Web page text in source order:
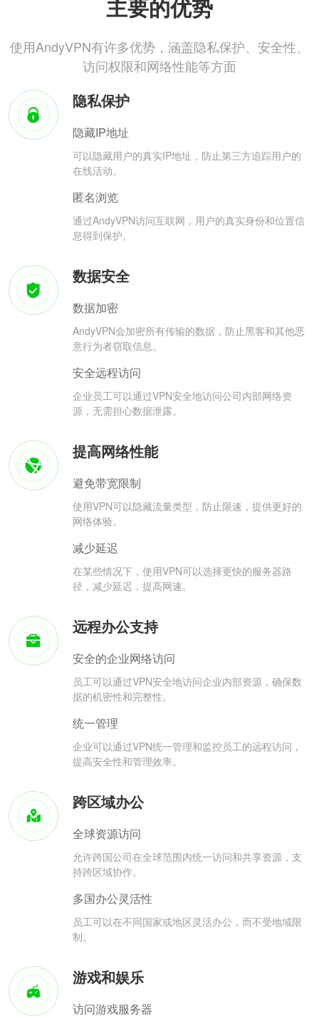
主要的优势
使用AndyVPN有许多优势，涵盖隐私保护、安全性、
访问权限和网络性能等方面
隐私保护
隐藏IP地址
可以隐藏用户的真实IP地址，防止第三方追踪用户的
在线活动。
匿名浏览
通过AndyVPN访问互联网，用户的真实身份和位置信
息得到保护。
数据安全
数据加密
AndyVPN会加密所有传输的数据，防止黑客和其他恶
意行为者窃取信息。
安全远程访问
企业员工可以通过VPN安全地访问公司内部网络资
源，无需担心数据泄露。
提高网络性能
避免带宽限制
使用VPN可以隐藏流量类型，防止限速，提供更好的
网络体验。
减少延迟
在某些情况下，使用VPN可以选择更快的服务器路
径，减少延迟，提高网速。
远程办公支持
安全的企业网络访问
员工可以通过VPN安全地访问企业内部资源，确保数
据的机密性和完整性。
统一管理
企业可以通过VPN统一管理和监控员工的远程访问，
提高安全性和管理效率。
跨区域办公
全球资源访问
允许跨国公司在全球范围内统一访问和共享资源，支
持跨区域协作。
多国办公灵活性
员工可以在不同国家或地区灵活办公，而不受地域限
制。
游戏和娱乐
访问游戏服务器